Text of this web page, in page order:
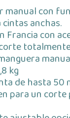
manual con
anchas.
Francia con
kg
de hasta 50
para un corte